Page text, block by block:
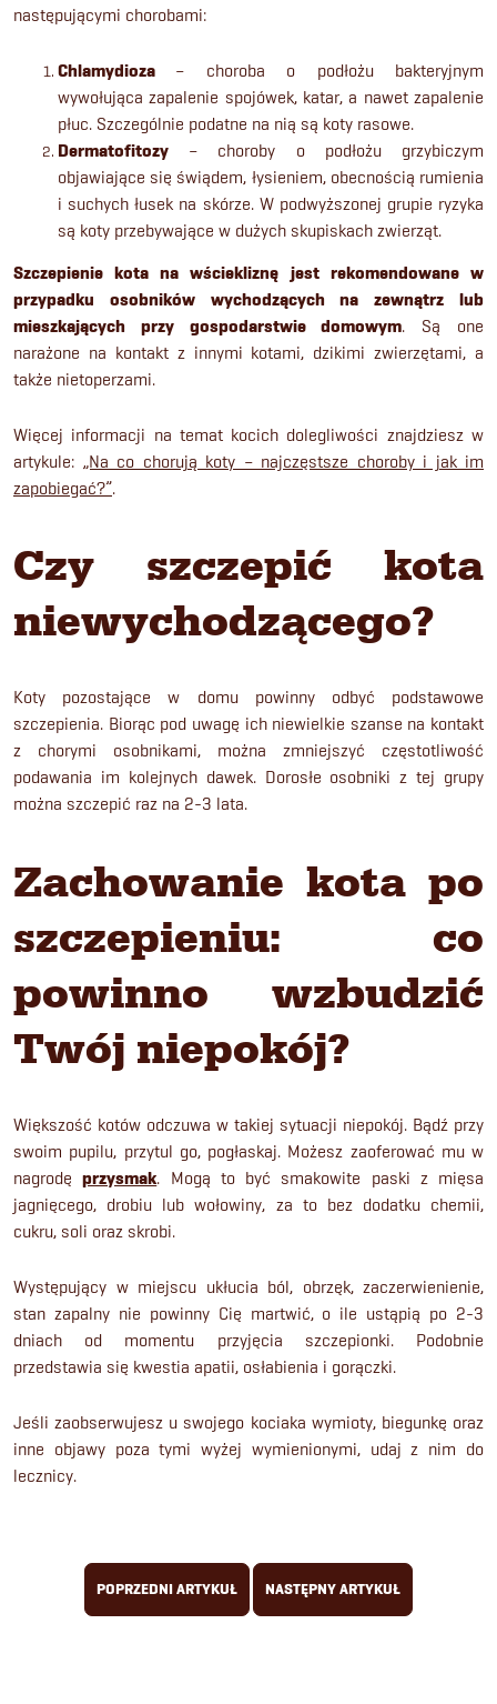
następującymi chorobami:
Chlamydioza
– choroba o podłożu bakteryjnym
wywołująca zapalenie spojówek, katar, a nawet zapalenie
płuc. Szczególnie podatne na nią są koty rasowe.
Dermatofitozy
– choroby o podłożu grzybiczym
objawiające się świądem, łysieniem, obecnością rumienia
i suchych łusek na skórze. W podwyższonej grupie ryzyka
są koty przebywające w dużych skupiskach zwierząt.
Szczepienie kota na wściekliznę jest rekomendowane w
przypadku osobników wychodzących na zewnątrz lub
mieszkających przy gospodarstwie domowym. Są one
narażone na kontakt z innymi kotami, dzikimi zwierzętami, a
także nietoperzami.
Więcej informacji na temat kocich dolegliwości znajdziesz w
artykule: „Na co chorują koty – najczęstsze choroby i jak im
zapobiegać?”.
Czy szczepić kota
niewychodzącego?
Koty pozostające w domu powinny odbyć podstawowe
szczepienia. Biorąc pod uwagę ich niewielkie szanse na kontakt
z chorymi osobnikami, można zmniejszyć częstotliwość
podawania im kolejnych dawek. Dorosłe osobniki z tej grupy
można szczepić raz na 2-3 lata.
Zachowanie kota po
szczepieniu: co
powinno wzbudzić
Twój niepokój?
Większość kotów odczuwa w takiej sytuacji niepokój. Bądź przy
swoim pupilu, przytul go, pogłaskaj. Możesz zaoferować mu w
nagrodę przysmak. Mogą to być smakowite paski z mięsa
jagnięcego, drobiu lub wołowiny, za to bez dodatku chemii,
cukru, soli oraz skrobi.
Występujący w miejscu ukłucia ból, obrzęk, zaczerwienienie,
stan zapalny nie powinny Cię martwić, o ile ustąpią po 2-3
dniach od momentu przyjęcia szczepionki. Podobnie
przedstawia się kwestia apatii, osłabienia i gorączki.
Jeśli zaobserwujesz u swojego kociaka wymioty, biegunkę oraz
inne objawy poza tymi wyżej wymienionymi, udaj z nim do
lecznicy.
POPRZEDNI ARTYKUŁ NASTĘPNY ARTYKUŁ